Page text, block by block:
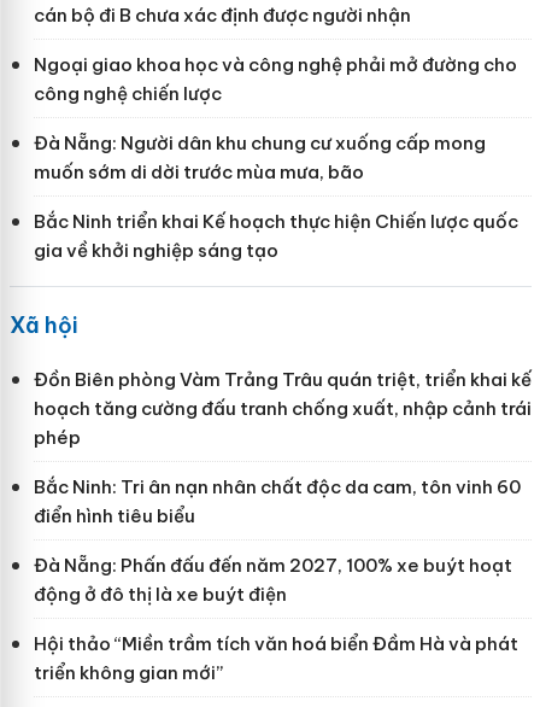
cán bộ đi B chưa xác định được người nhận
Ngoại giao khoa học và công nghệ phải mở đường cho
công nghệ chiến lược
Đà Nẵng: Người dân khu chung cư xuống cấp mong
muốn sớm di dời trước mùa mưa, bão
Bắc Ninh triển khai Kế hoạch thực hiện Chiến lược quốc
gia về khởi nghiệp sáng tạo
Xã hội
Đồn Biên phòng Vàm Trảng Trâu quán triệt, triển khai kế
hoạch tăng cường đấu tranh chống xuất, nhập cảnh trái
phép
Bắc Ninh: Tri ân nạn nhân chất độc da cam, tôn vinh 60
điển hình tiêu biểu
Đà Nẵng: Phấn đấu đến năm 2027, 100% xe buýt hoạt
động ở đô thị là xe buýt điện
Hội thảo “Miền trầm tích văn hoá biển Đầm Hà và phát
triển không gian mới”